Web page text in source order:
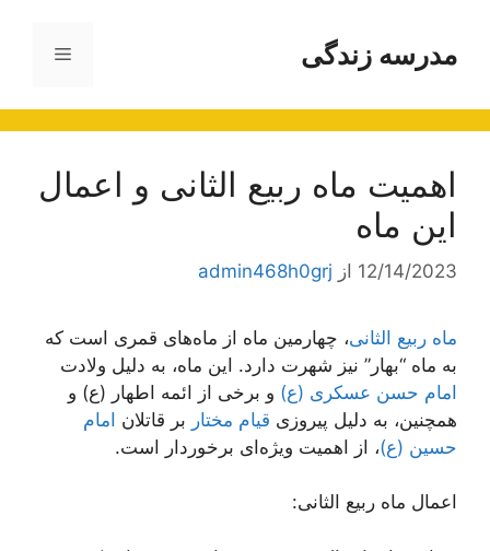
محتوامدرسه زندگی فهرست
اهمیت ماه ربیع الثانی و اعمال
این ماه
12/14/2023 از admin468h0grj
ماه ربیع الثانی، چهارمین ماه از ماه‌های قمری است که
به ماه “بهار” نیز شهرت دارد. این ماه، به دلیل ولادت
امام حسن عسکری (ع) و برخی از ائمه اطهار (ع) و
همچنین، به دلیل پیروزی قیام مختار بر قاتلان امام
حسین (ع)، از اهمیت ویژه‌ای برخوردار است.
اعمال ماه ربیع الثانی: